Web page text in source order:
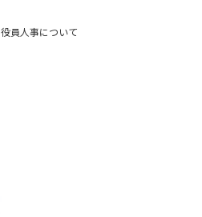
役員人事について